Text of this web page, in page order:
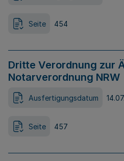
Seite 454
Dritte Verordnung zur
Notarverordnung NRW
Ausfertigungsdatum
Seite 457